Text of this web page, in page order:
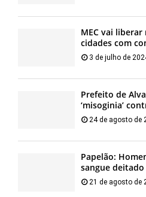
MEC vai
cidades com
3 de julho de
Prefeito de
‘misoginia’
24 de agosto de
Papelão:
sangue
21 de agosto de